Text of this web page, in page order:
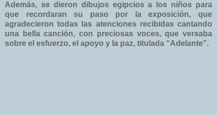
Además, se dieron dibujos egipcios a los niños para
que recordaran su paso por la exposición, que
agradecieron todas las atenciones recibidas cantando
una bella canción, con preciosas voces, que versaba
sobre el esfuerzo, el apoyo y la paz, titulada “Adelante”.